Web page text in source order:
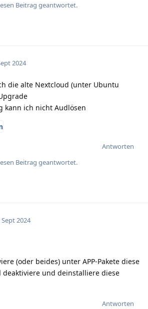
Beitrag geantwortet.
2024
die alte Nextcloud (unter Ubuntu
kann ich nicht Audlösen
Antworten
Beitrag geantwortet.
Sept 2024
(oder beides) unter APP-Pakete diese
deaktiviere und deinstalliere diese
Antworten